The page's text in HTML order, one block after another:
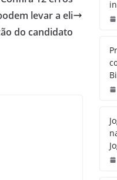
levar a eli
do candidato